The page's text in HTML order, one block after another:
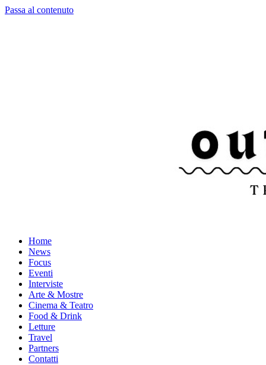
Passa al contenuto
Home
News
Focus
Eventi
Interviste
Arte & Mostre
Cinema & Teatro
Food & Drink
Letture
Travel
Partners
Contatti